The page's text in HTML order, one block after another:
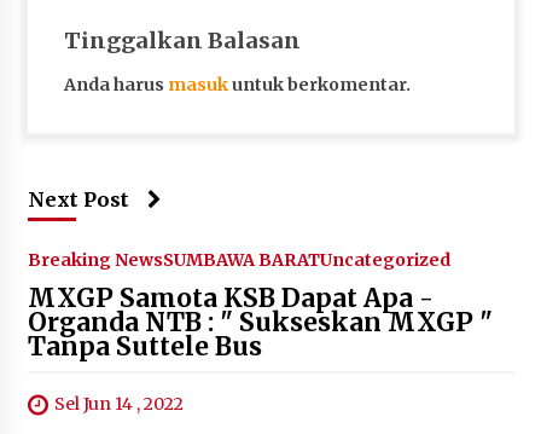
Tinggalkan Balasan
Anda harus masukuntuk berkomentar.
Next Post
Breaking NewsSUMBAWA BARATUncategorized
MXGP Samota KSB Dapat Apa -
Organda NTB : " Sukseskan MXGP "
Tanpa Suttele Bus
Sel Jun 14 , 2022